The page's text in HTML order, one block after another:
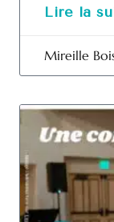
Lire la
Mireille